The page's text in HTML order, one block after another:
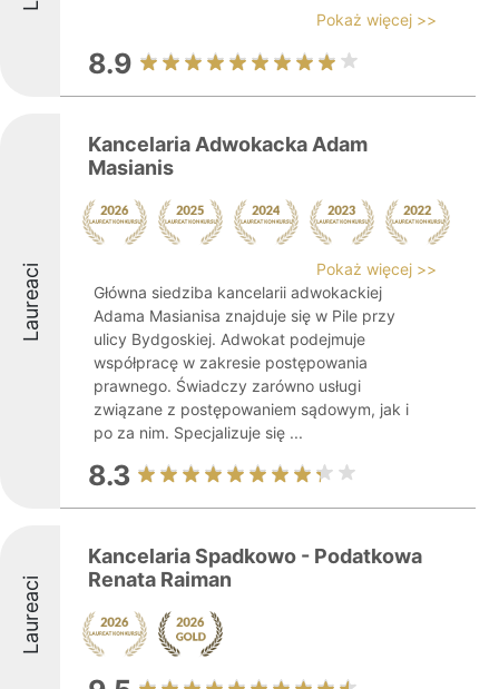
Pokaż więcej >>
8.9
Laureaci
Kancelaria Adwokacka Adam
Masianis
Pokaż więcej >>
Główna siedziba kancelarii adwokackiej
Adama Masianisa znajduje się w Pile przy
ulicy Bydgoskiej. Adwokat podejmuje
współpracę w zakresie postępowania
prawnego. Świadczy zarówno usługi
związane z postępowaniem sądowym, jak i
po za nim. Specjalizuje się ...
8.3
Laureaci
Kancelaria Spadkowo - Podatkowa
Renata Raiman